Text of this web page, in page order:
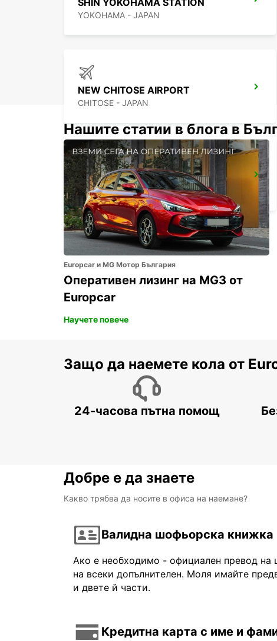
SHIN YOKOHAMA STATION
YOKOHAMA - JAPAN
NEW CHITOSE AIRPORT
CHITOSE - JAPAN
FUKUOKA AIRPORT INTERNATIONAL TERMINAL
FUKUOKA - JAPAN
Нашите статии в блога в
Europcar и MG Мотор България
Оперативен лизинг на MG3 от
Europcar
Научете повече
Защо да наемете кола от
24-часова пътна помощ
Добре е да знаете
Какво трябва да носите в офиса на наемане?
Валидна шофьорска книжка
Ако е необходимо - официален превод
на всеки допълнителен. Моля имайте
и двете й части.
Кредитна карта с име и